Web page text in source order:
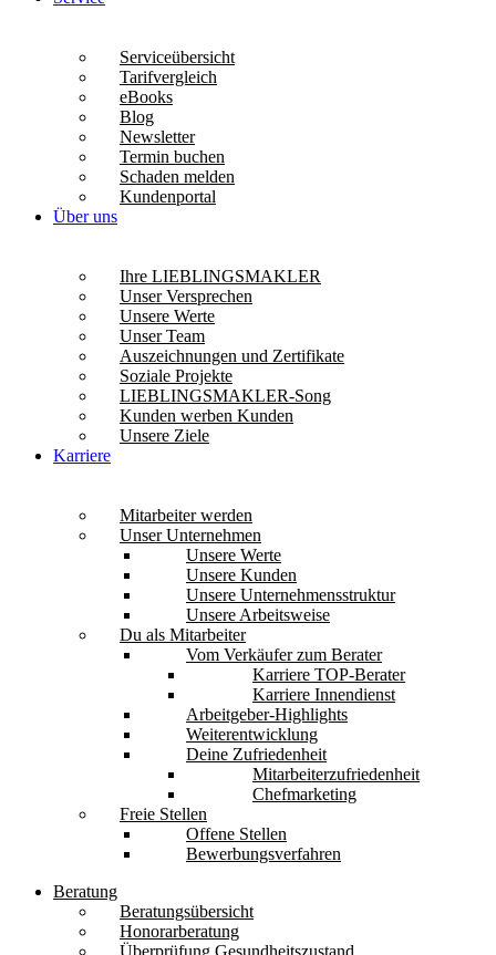
Serviceübersicht
Tarifvergleich
eBooks
Blog
Newsletter
Termin buchen
Schaden melden
Kundenportal
Über uns
Ihre LIEBLINGSMAKLER
Unser Versprechen
Unsere Werte
Unser Team
Auszeichnungen und Zertifikate
Soziale Projekte
LIEBLINGSMAKLER-Song
Kunden werben Kunden
Unsere Ziele
Karriere
Mitarbeiter werden
Unser Unternehmen
Unsere Werte
Unsere Kunden
Unsere Unternehmensstruktur
Unsere Arbeitsweise
Du als Mitarbeiter
Vom Verkäufer zum Berater
Karriere TOP-Berater
Karriere Innendienst
Arbeitgeber-Highlights
Weiterentwicklung
Deine Zufriedenheit
Mitarbeiterzufriedenheit
Chefmarketing
Freie Stellen
Offene Stellen
Bewerbungsverfahren
Beratung
Beratungsübersicht
Honorarberatung
Überprüfung Gesundheitszustand